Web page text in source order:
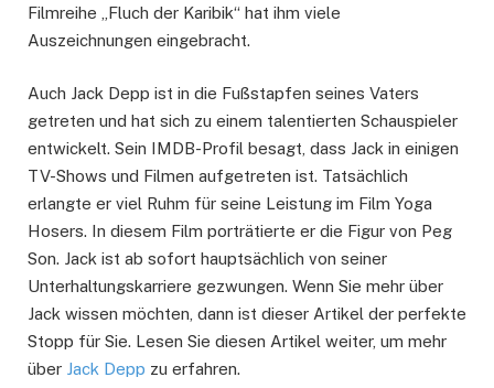
Filmreihe „Fluch der Karibik“ hat ihm viele
Auszeichnungen eingebracht.
Auch Jack Depp ist in die Fußstapfen seines Vaters
getreten und hat sich zu einem talentierten Schauspieler
entwickelt. Sein IMDB-Profil besagt, dass Jack in einigen
TV-Shows und Filmen aufgetreten ist. Tatsächlich
erlangte er viel Ruhm für seine Leistung im Film Yoga
Hosers. In diesem Film porträtierte er die Figur von Peg
Son. Jack ist ab sofort hauptsächlich von seiner
Unterhaltungskarriere gezwungen. Wenn Sie mehr über
Jack wissen möchten, dann ist dieser Artikel der perfekte
Stopp für Sie. Lesen Sie diesen Artikel weiter, um mehr
über Jack Depp zu erfahren.